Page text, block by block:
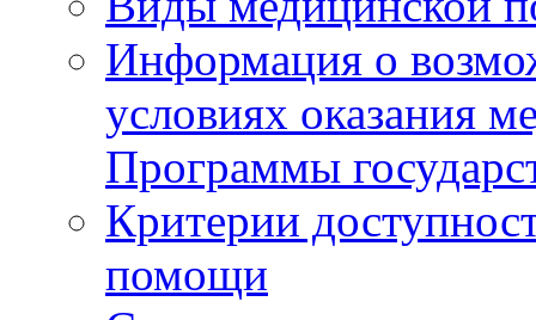
Информация о
условиях оказания
Программы
Критерии
помощи